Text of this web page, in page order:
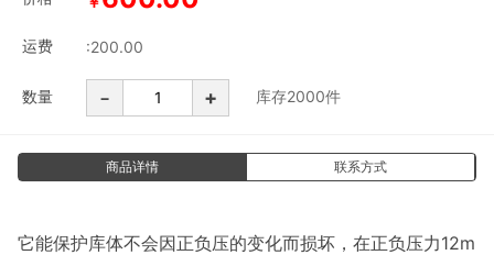
运费 :200.00
数量 - + 库存2000件
商品详情 联系方式
它能保护库体不会因正负压的变化而损坏，在正负压力12m